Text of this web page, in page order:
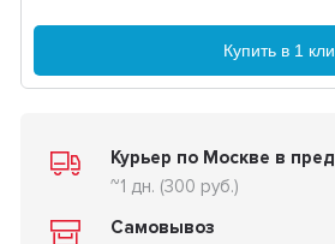
Купить в 1
Курьер по Москве в
~1 дн. (300 руб.)
Самовывоз